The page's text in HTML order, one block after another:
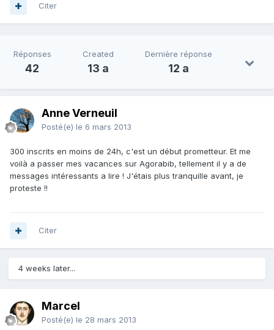
Citer
Réponses
42
Created
13 a
Dernière réponse
12 a
Anne Verneuil
Posté(e) le 6 mars 2013
300 inscrits en moins de 24h, c'est un début prometteur. Et me
voilà a passer mes vacances sur Agorabib, tellement il y a de
messages intéressants a lire ! J'étais plus tranquille avant, je
proteste !!
Citer
4 weeks later...
Marcel
Posté(e) le 28 mars 2013